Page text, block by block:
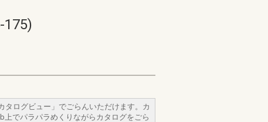
175)
タログビュー」でごらんいただけます。カ
上でパラパラめくりながらカタログをごら